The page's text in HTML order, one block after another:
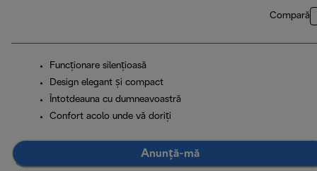
Compară
Funcţionare silenţioasă
Design elegant și compact
Întotdeauna cu dumneavoastră
Confort acolo unde vă doriți
Anunță-mă